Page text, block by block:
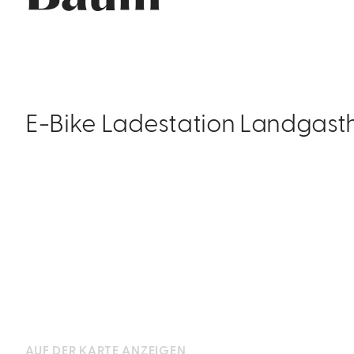
E-Bike Ladestation
AUF DER KARTE ANZEIGEN